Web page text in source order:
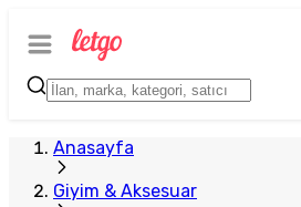
Anasayfa
Giyim & Aksesuar